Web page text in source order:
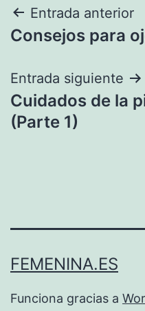
Navegación
de
entradas
Entrada anterior
Consejos para
Entrada siguiente
Cuidados de la
(Parte 1)
FEMENINA.ES
Funciona gracias a